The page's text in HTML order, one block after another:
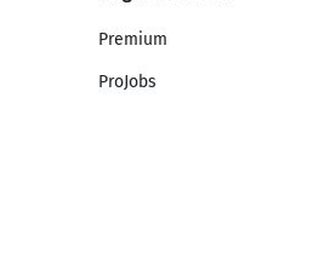
Premium
ProJobs